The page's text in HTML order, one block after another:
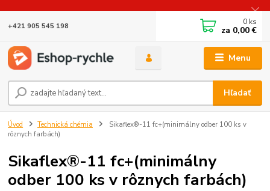
Menu
Hľadať
+421 905 545 198 0 ks
za 0,00 €
Úvod Technická chémia
Sikaflex®-11 fc+(minimálny odber 100 ks v
rôznych farbách)
Sikaflex®-11 fc+(minimálny
odber 100 ks v rôznych farbách)